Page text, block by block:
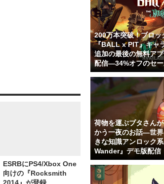
200万本突破！ブロ
『BALL x PIT』キャ
追加の最後の無料ア
配信―34%オフのセ
荷物を運ぶブタさん
かう一夜のお話―世
きな知識アンロック
Wander』デモ版配信